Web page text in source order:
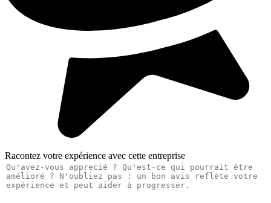
Racontez votre expérience avec cette entreprise